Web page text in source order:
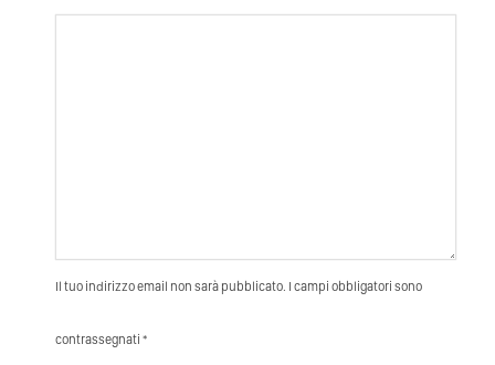
Il tuo indirizzo email non sarà pubblicato. I campi obbligatori sono
contrassegnati *